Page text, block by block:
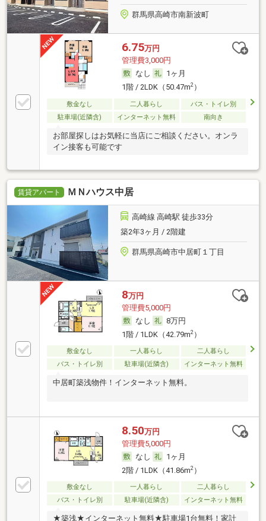
群馬県高崎市南新波町
6.75万円
管理費3,000円
なし
1ヶ月
1階 / 2LDK（50.47m2）
敷金なし 二人暮らし
バス・トイレ別
駐車場(近隣含)
インターネット無料 南向き
お部屋探しはお気軽に当店にご相談ください。オンラ
イン接客も可能です
賃貸アパート ＭＮハウス中居
高崎線 高崎駅 徒歩33分
築2年3ヶ月 / 2階建
群馬県高崎市中居町１丁目
8万円
管理費5,000円
なし
8万円
1階 / 1LDK（42.79m2）
敷金なし 一人暮らし
二人暮らし
バス・トイレ別
駐車場(近隣含) インターネット無料
中居町築浅物件！インターネット無料。
8.50万円
管理費5,000円
なし
1ヶ月
2階 / 1LDK（41.86m2）
敷金なし 一人暮らし
二人暮らし
バス・トイレ別
駐車場(近隣含) インターネット無料
★築浅★インターネット無料★駐車場1台無料！家計